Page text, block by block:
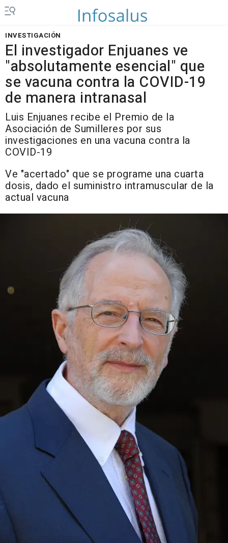
INVESTIGACIÓN
El investigador Enjuanes ve
"absolutamente esencial" que
se vacuna contra la COVID-19
de manera intranasal
Luis Enjuanes recibe el Premio de la
Asociación de Sumilleres por sus
investigaciones en una vacuna contra la
COVID-19
Ve "acertado" que se programe una cuarta
dosis, dado el suministro intramuscular de la
actual vacuna